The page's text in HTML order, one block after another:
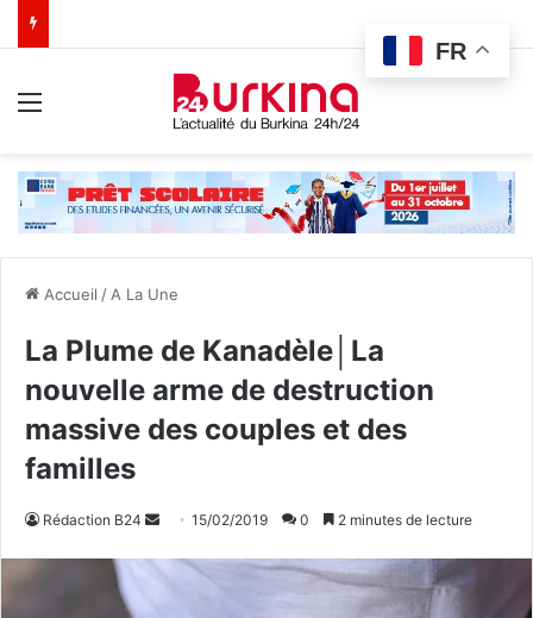
Accueil / A La Une
La Plume de Kanadèle│La
nouvelle arme de destruction
massive des couples et des
familles
Rédaction B24
v
15/02/2019 0 2 minutes de lecture
FR